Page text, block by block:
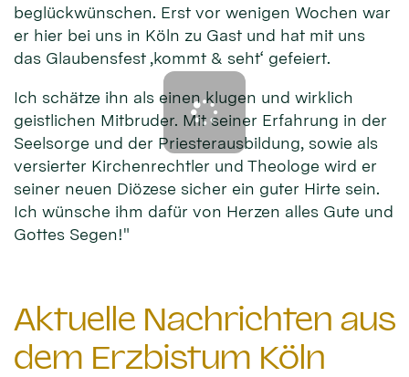
beglückwünschen. Erst vor wenigen Wochen war
er hier bei uns in Köln zu Gast und hat mit uns
das Glaubensfest ‚kommt & seht‘ gefeiert.
Ich schätze ihn als einen klugen und wirklich
geistlichen Mitbruder. Mit seiner Erfahrung in der
Seelsorge und der Priesterausbildung, sowie als
versierter Kirchenrechtler und Theologe wird er
seiner neuen Diözese sicher ein guter Hirte sein.
Ich wünsche ihm dafür von Herzen alles Gute und
Gottes Segen!"
Aktuelle Nachrichten aus
dem Erzbistum Köln